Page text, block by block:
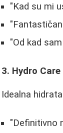
"Kad su mi
"Od kad
3. Hydro Care
Idealna
"Definitivno